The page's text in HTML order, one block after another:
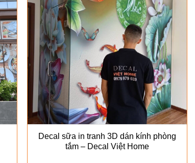
Decal sữa in tranh 3D dán kính phòng
tắm – Decal Việt Home